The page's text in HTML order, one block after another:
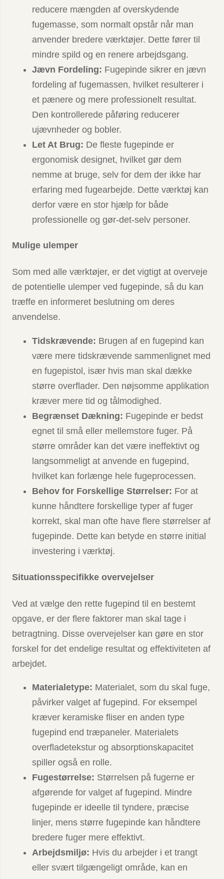
reducere mængden af overskydende
fugemasse, som normalt opstår når man
anvender bredere værktøjer. Dette fører til
mindre spild og en renere arbejdsgang.
Jævn Fordeling: Fugepinde sikrer en jævn
fordeling af fugemassen, hvilket resulterer i
et pænere og mere professionelt resultat.
Den kontrollerede påføring reducerer
ujævnheder og bobler.
Let At Brug: De fleste fugepinde er
ergonomisk designet, hvilket gør dem
nemme at bruge, selv for dem der ikke har
erfaring med fugearbejde. Dette værktøj kan
derfor være en stor hjælp for både
professionelle og gør-det-selv personer.
Mulige ulemper
Som med alle værktøjer, er det vigtigt at overveje
de potentielle ulemper ved fugepinde, så du kan
træffe en informeret beslutning om deres
anvendelse.
Tidskrævende: Brugen af en fugepind kan
være mere tidskrævende sammenlignet med
en fugepistol, især hvis man skal dække
større overflader. Den nøjsomme applikation
kræver mere tid og tålmodighed.
Begrænset Dækning: Fugepinde er bedst
egnet til små eller mellemstore fuger. På
større områder kan det være ineffektivt og
langsommeligt at anvende en fugepind,
hvilket kan forlænge hele fugeprocessen.
Behov for Forskellige Størrelser: For at
kunne håndtere forskellige typer af fuger
korrekt, skal man ofte have flere størrelser af
fugepinde. Dette kan betyde en større initial
investering i værktøj.
Situationsspecifikke overvejelser
Ved at vælge den rette fugepind til en bestemt
opgave, er der flere faktorer man skal tage i
betragtning. Disse overvejelser kan gøre en stor
forskel for det endelige resultat og effektiviteten af
arbejdet.
Materialetype: Materialet, som du skal fuge,
påvirker valget af fugepind. For eksempel
kræver keramiske fliser en anden type
fugepind end træpaneler. Materialets
overfladetekstur og absorptionskapacitet
spiller også en rolle.
Fugestørrelse: Størrelsen på fugerne er
afgørende for valget af fugepind. Mindre
fugepinde er ideelle til tyndere, præcise
linjer, mens større fugepinde kan håndtere
bredere fuger mere effektivt.
Arbejdsmiljø: Hvis du arbejder i et trangt
eller svært tilgængeligt område, kan en